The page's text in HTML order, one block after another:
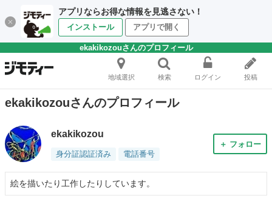
アプリならお得な情報を見逃さない！
インストール アプリで開く
ekakikozouさんのプロフィール
地域選択 検索 ログイン 投稿
ekakikozouさんのプロフィール
ekakikozou
身分証認証済み 電話番号
＋ フォロー
絵を描いたり工作したりしています。